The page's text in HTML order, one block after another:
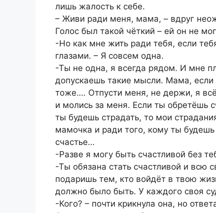
лишь жалость к себе.
– Живи ради меня, мама, – вдруг
Голос был такой чёткий – ей он не
-Но как мне жить ради тебя, если
глазами. – Я совсем одна.
-Ты не одна, я всегда рядом. И мне
допускаешь такие мысли. Мама,
тоже…. Отпусти меня, не держи, я
и молись за меня. Если ты обретёшь
ты будешь страдать, то мои
мамочка и ради того, кому ты
счастье…
-Разве я могу быть счастливой без
-Ты обязана стать счастливой и
подаришь тем, кто войдёт в твою
должно было быть. У каждого своя
-Кого? – почти крикнула она, но